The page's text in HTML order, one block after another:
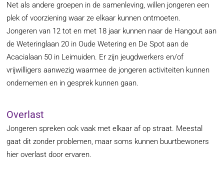
Net als andere groepen in de samenleving, willen jongeren een
plek of voorziening waar ze elkaar kunnen ontmoeten.
Jongeren van 12 tot en met 18 jaar kunnen naar de Hangout aan
de Weteringlaan 20 in Oude Wetering en De Spot aan de
Acacialaan 50 in Leimuiden. Er zijn jeugdwerkers en/of
vrijwilligers aanwezig waarmee de jongeren activiteiten kunnen
ondernemen en in gesprek kunnen gaan.
Overlast
Jongeren spreken ook vaak met elkaar af op straat. Meestal
gaat dit zonder problemen, maar soms kunnen buurtbewoners
hier overlast door ervaren.